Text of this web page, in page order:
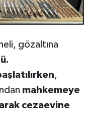
gözaltına
,
mahkemeye
cezaevine